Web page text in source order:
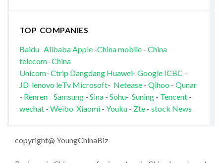
TOP COMPANIES
Baidu AlibabaApple-China mobile- China
telecom- China
Unicom- Ctrip Dangdang Huawei- Google ICBC -
JD lenovo leTv Microsoft- Netease- Qihoo - Qunar
- Renren Samsung- Sina- Sohu- Suning- Tencent-
wechat - Weibo Xiaomi- Youku - Zte- stock News
copyright@ YoungChinaBiz